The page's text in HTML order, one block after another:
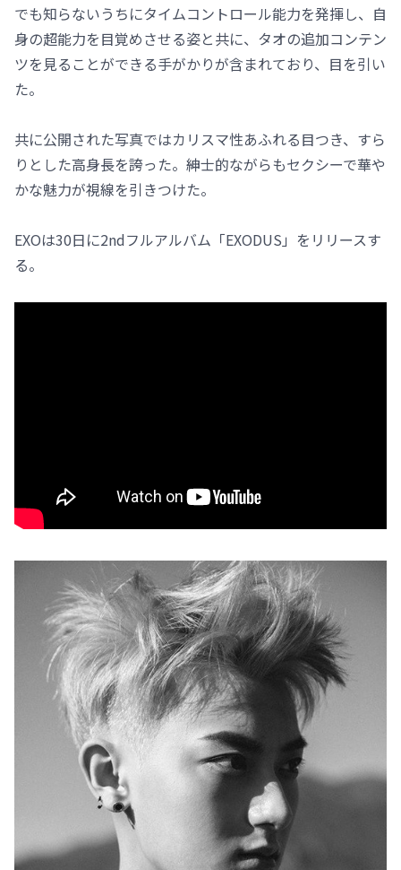
でも知らないうちにタイムコントロール能力を発揮し、自
身の超能力を目覚めさせる姿と共に、タオの追加コンテン
ツを見ることができる手がかりが含まれており、目を引い
た。
共に公開された写真ではカリスマ性あふれる目つき、すら
りとした高身長を誇った。紳士的ながらもセクシーで華や
かな魅力が視線を引きつけた。
EXOは30日に2ndフルアルバム「EXODUS」をリリースす
る。